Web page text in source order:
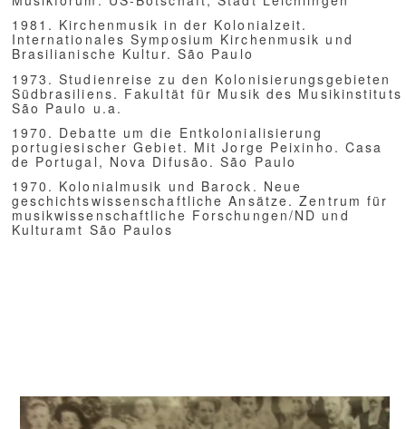
07.11. Nationale Identitäten und Interpretationen
14.11. Partitur und literarischer Text
21.11. Kunst, Politik und Institutionen. Lehrer und Vorbilder
28.11. Wagner und Nationalsozialismus
12.12. Soziale Bindung der Musik
Herausragende Seminararbeiten
Suzanne-Blanche Boldt. Musikforschung und Kolonialprozesse -
Erste Quellen und Deutungsprobleme
Sabrina Metwaly. Exotismus und Kolonialismus am Beispiel
ägyptischer Musikkultur. Die Musikkultur der Moderne in Ägypten
und transkulturelle Entwicklungen am Beispiel Mohamed Mounirs